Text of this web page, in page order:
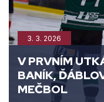
3. 3. 2026
V PRVNÍM
BANÍK,
MEČBOL